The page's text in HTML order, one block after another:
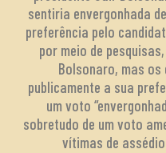
sentiria envergonhada
preferência pelo
por meio de
Bolsonaro, mas os
publicamente a sua
um voto
sobretudo de um voto
vítimas de